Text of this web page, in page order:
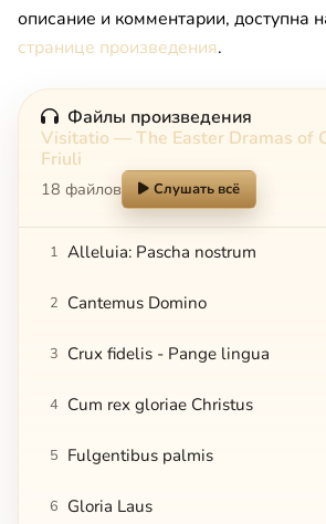
описание и комментарии, доступна
странице произведения.
Файлы произведения
Visitatio — The Easter Dramas of
Friuli
18 файлов Слушать всё
1 Alleluia: Pascha nostrum
2 Cantemus Domino
3 Crux fidelis - Pange lingua
4 Cum rex gloriae Christus
5 Fulgentibus palmis
6 Gloria Laus